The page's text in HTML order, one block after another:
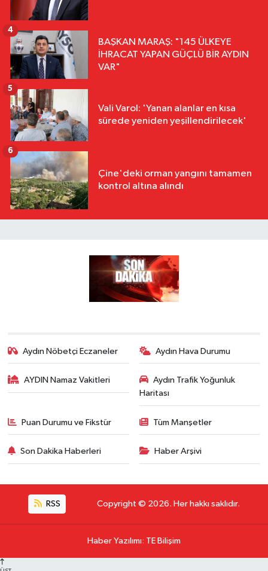
BAŞKAN MARAŞ: "145 ÜLKEYE
İHRACAT YAPAN GÜÇLÜ BİR AYDIN
VAR"
4
Vali Varol: 'Yanan alanlar en kısa
sürede yeniden yeşillendirilecek'
5
Çine'deki orman yangını tamamen
kontrol altına alındı
6
Aydın Nöbetçi Eczaneler Aydın Hava Durumu
AYDIN Namaz Vakitleri
Aydın Trafik Yoğunluk
Haritası
Puan Durumu ve Fikstür Tüm Manşetler
Son Dakika Haberleri Haber Arşivi
RSS Copyright © 2026. Her hakkı saklıdır.
Haber Yazılımı: TE Bilişim